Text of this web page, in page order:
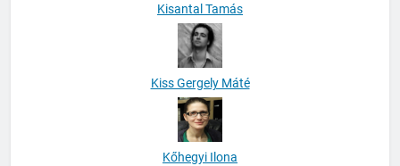
Kisantal Tamás
Kiss Gergely Máté
Kőhegyi Ilona